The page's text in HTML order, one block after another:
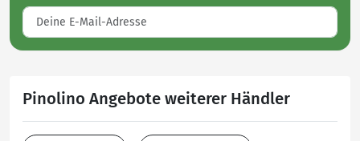
Pinolino Angebote weiterer Händler